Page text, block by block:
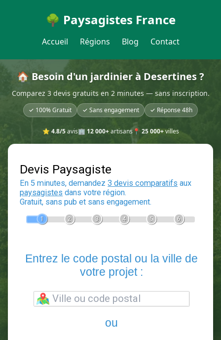
🌳 Paysagistes France
Accueil Régions Blog Contact
🏠 Besoin d'un jardinier à Desertines ?
Comparez 3 devis gratuits en 2 minutes — sans inscription.
✓ 100% Gratuit ✓ Sans engagement ✓ Réponse 48h
⭐ 4.8/5avis🏢 12 000+artisans📍 25 000+villes
Devis Paysagiste
En 5 minutes, demandez3 devis comparatifs
votre projet :